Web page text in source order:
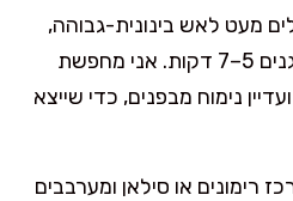
מעט לאש בינונית-גבוהה,
מוסיפים את הכבד ומטגנים 5–7 דקות. אני מחפשת
נימוח מבפנים, כדי שייצא
רימונים או סילאן ומערבבים